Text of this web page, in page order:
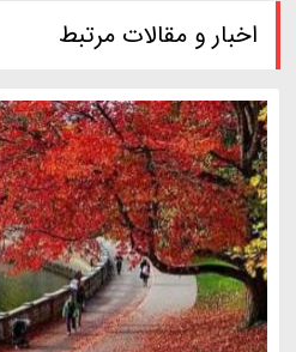
اخبار و مقالات مرتبط